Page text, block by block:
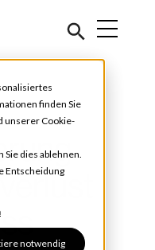
finden Sie
unsererCookie-
dies ablehnen.
Entscheidung
notwendig